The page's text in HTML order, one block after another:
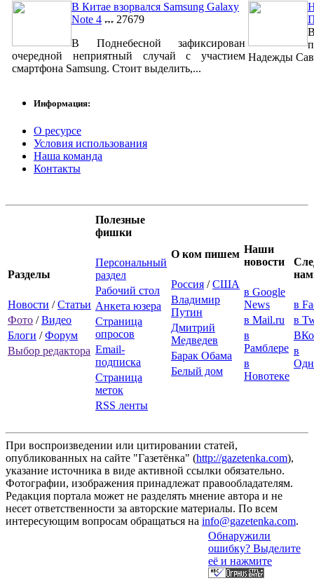
В Китае взорвался Samsung Galaxy
Note 4
27679
В Поднебесной зафиксирован
очередной неприятный случай с участием
смартфона Samsung. Стоит выделить,...
Надежды
Информация:
О ресурсе
Условия использования
Наша команда
Контакты
Разделы
Новости /Статьи
Фото /Видео
Блоги /Форум
Выбор редактора
Полезные
фишки
Персональный
раздел
Рабочий стол
Анкета юзера
Страница
опросов
Email-
подписка
Страница
меток
RSS ленты
О ком пишем
Россия /США
Владимир
Путин
Дмитрий
Медведев
Барак Обама
Белый дом
Наши
новости
в Google
News
в Mail.ru
в
Рамблере
в
Новотеке
в
в
в
При воспроизведении или цитировании статей,
опубликованных на сайте "Газетёнка" (http://gazetenka.com),
указание источника в виде активной ссылки обязательно.
Фотографии, изображения принадлежат правообладателям.
Редакция портала может не разделять мнение автора и не
несет ответственности за авторские материалы. По всем
интересующим вопросам обращаться на info@gazetenka.com.
Обнаружили
ошибку? Выделите
её и нажмите